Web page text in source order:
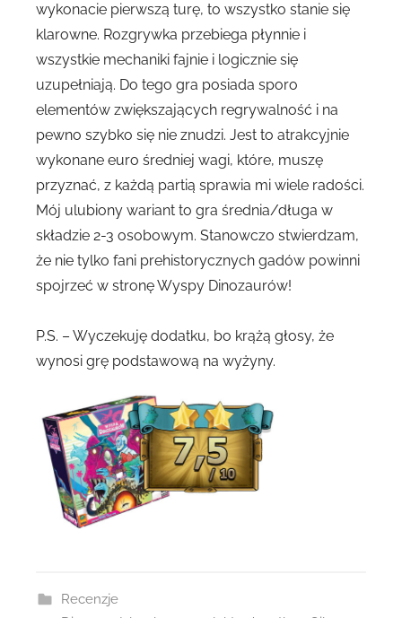
wykonacie pierwszą turę, to wszystko stanie się
klarowne. Rozgrywka przebiega płynnie i
wszystkie mechaniki fajnie i logicznie się
uzupełniają. Do tego gra posiada sporo
elementów zwiększających regrywalność i na
pewno szybko się nie znudzi. Jest to atrakcyjnie
wykonane euro średniej wagi, które, muszę
przyznać, z każdą partią sprawia mi wiele radości.
Mój ulubiony wariant to gra średnia/długa w
składzie 2-3 osobowym. Stanowczo stwierdzam,
że nie tylko fani prehistorycznych gadów powinni
spojrzeć w stronę Wyspy Dinozaurów!
P.S. – Wyczekuję dodatku, bo krążą głosy, że
wynosi grę podstawową na wyżyny.
Recenzje